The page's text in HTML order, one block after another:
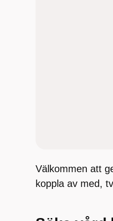
Välkommen att
koppla av med,